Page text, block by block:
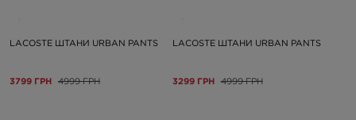
LACOSTE ШТАНИ URBAN PANTS
3799 ГРН 4999 ГРН
LACOSTE ШТАНИ URBAN PANTS
3299 ГРН 4999 ГРН